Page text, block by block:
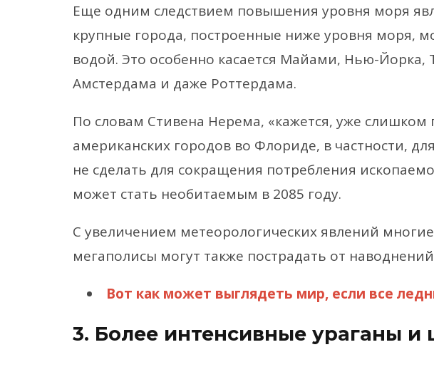
Еще одним следствием повышения уровня моря
крупные города, построенные ниже уровня моря,
водой. Это особенно касается Майами, Нью-Йорка,
Амстердама и даже Роттердама.
По словам Стивена Нерема, «кажется, уже слишком
американских городов во Флориде, в частности,
не сделать для сокращения потребления
может стать необитаемым в 2085 году.
С увеличением метеорологических явлений
мегаполисы могут также пострадать от
Вот как может выглядеть мир, если все
3. Более интенсивные ураганы и